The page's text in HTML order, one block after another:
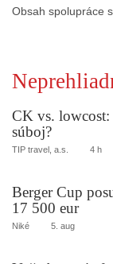
Obsah spolupráce
CK vs.
súboj?
TIP travel, a.s. 4 h
Berger Cup
17 500 eur
Niké 5. aug